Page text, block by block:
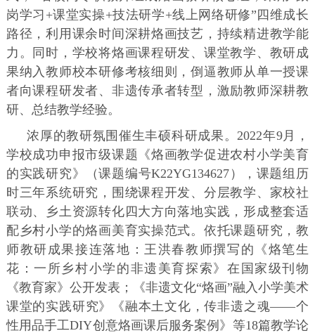
岗学习+课堂实操+技法研学+线上网络研修”四维成长
路径，利用课余时间深耕烙画技艺，持续精进教学能
力。同时，学校将烙画课程研发、课堂教学、教研成
果纳入教师校本研修考核细则，倒逼教师从单一授课
者向课程研发者、非遗传承者转型，激励教师深耕教
研、总结教学经验。
浓厚的教研氛围催生丰硕科研成果。2022年9月，
学校成功申报市级课题《烙画教学促进农村小学美育
的实践研究》（课题编号K22YG134627），课题组历
时三年系统研究，围绕课程开发、分层教学、家校社
联动、乡土资源转化四大方向落地实践，形成整套适
配乡村小学的烙画美育实操范式。依托课题研究，教
师教研成果接连落地：王洪春教师撰写的《烙笔生
花：一所乡村小学的非遗美育探索》在国家级刊物
《教育家》公开发表；《非遗文化“烙画”融入小学美术
课堂的实践研究》《融本土文化，传非遗之魂——个
性用品手工DIY创意烙画课后服务案例》等18篇教学论